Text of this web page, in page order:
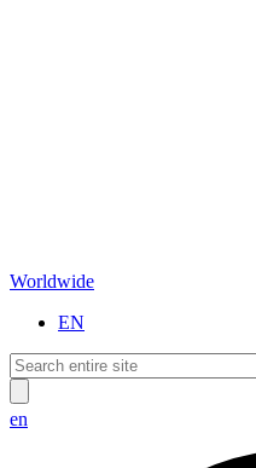
Worldwide
EN
en